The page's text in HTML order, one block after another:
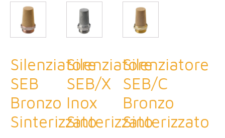
Silenziatore
SEB
Bronzo
Sinterizzato
Silenziatore
SEB/X
Inox
Sinterizzato
Silenziatore
SEB/C
Bronzo
Sinterizzato